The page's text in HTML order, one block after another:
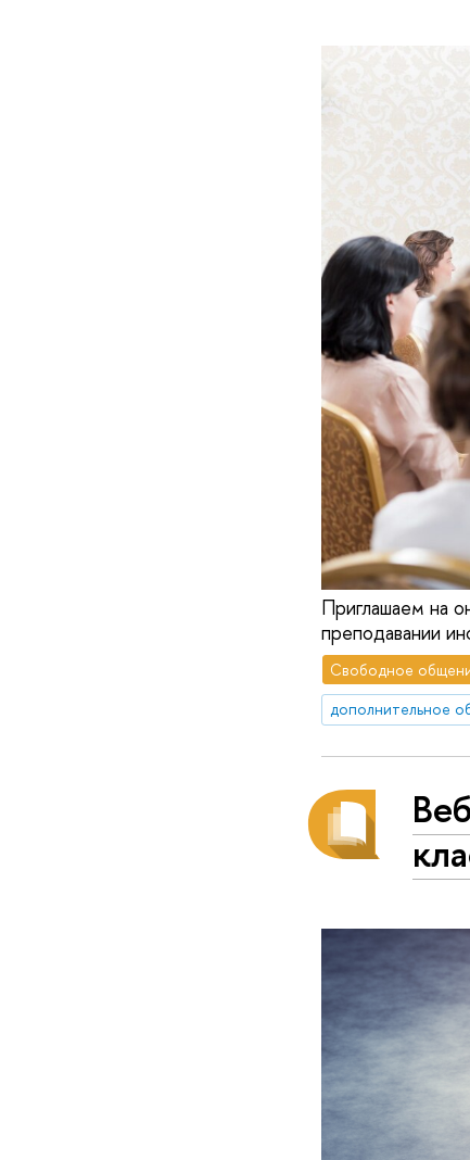
Приглашаем на
преподавании
Свободное
дополнительное